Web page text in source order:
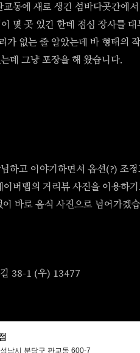
동에 새로 생긴 섬바다곳간에
몇 곳 있긴 한데 점심 장사를
가 없는 줄 알았는데 바 형태의
데 그냥 포장을 해 왔습니다.
하고 이야기하면서 옵션(?) 조
버맵의 거리뷰 사진을 이용하
바로 음식 사진으로 넘어가겠
38-1 (우) 13477